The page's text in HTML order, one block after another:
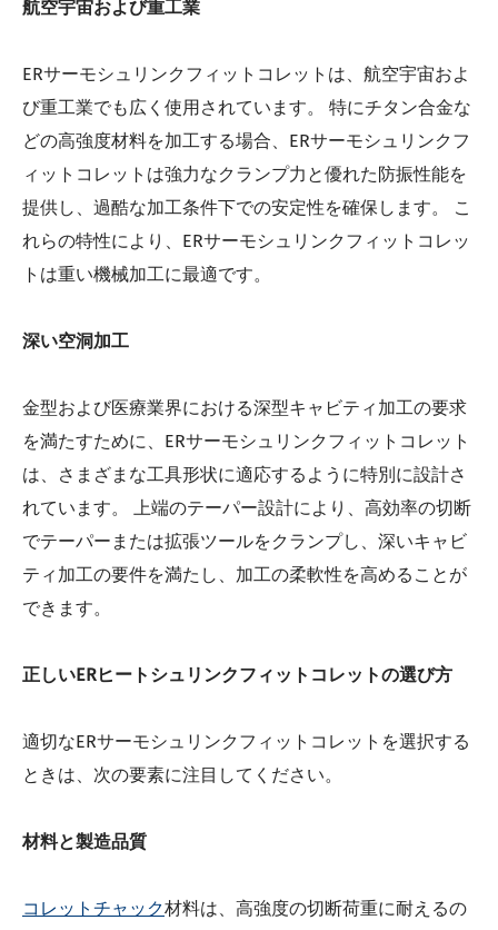
航空宇宙および重工業
ERサーモシュリンクフィットコレットは、航空宇宙およ
び重工業でも広く使用されています。 特にチタン合金な
どの高強度材料を加工する場合、ERサーモシュリンクフ
ィットコレットは強力なクランプ力と優れた防振性能を
提供し、過酷な加工条件下での安定性を確保します。 こ
れらの特性により、ERサーモシュリンクフィットコレッ
トは重い機械加工に最適です。
深い空洞加工
金型および医療業界における深型キャビティ加工の要求
を満たすために、ERサーモシュリンクフィットコレット
は、さまざまな工具形状に適応するように特別に設計さ
れています。 上端のテーパー設計により、高効率の切断
でテーパーまたは拡張ツールをクランプし、深いキャビ
ティ加工の要件を満たし、加工の柔軟性を高めることが
できます。
正しいERヒートシュリンクフィットコレットの選び方
適切なERサーモシュリンクフィットコレットを選択する
ときは、次の要素に注目してください。
材料と製造品質
コレットチャック材料は、高強度の切断荷重に耐えるの